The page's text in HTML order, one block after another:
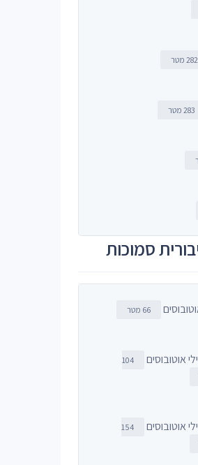
282 מטר
283 מטר
סמוכות
66 מטר
104
154